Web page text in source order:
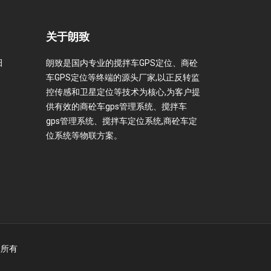
关于朗致
朗致是国内专业的搅拌车GPS定位、商砼
车GPS定位等终端的源头厂家,以正反转监
控传感和卫星定位等技术为核心,为客户提
供有效的商砼车gps管理系统、搅拌车
gps管理系统、搅拌车定位系统,商砼车定
位系统等物联方案。
有